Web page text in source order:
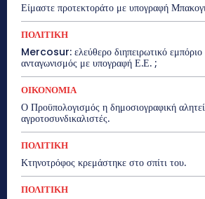
Είμαστε προτεκτοράτο με υπογραφή
ΠΟΛΙΤΙΚΗ
Mercosur: ελεύθερο διηπειρωτικό εμπόριο
ανταγωνισμός με υπογραφή Ε.Ε. ;
ΟΙΚΟΝΟΜΙΑ
Ο Προϋπολογισμός η δημοσιογραφική
αγροτοσυνδικαλιστές.
ΠΟΛΙΤΙΚΗ
Κτηνοτρόφος κρεμάστηκε στο σπίτι του.
ΠΟΛΙΤΙΚΗ